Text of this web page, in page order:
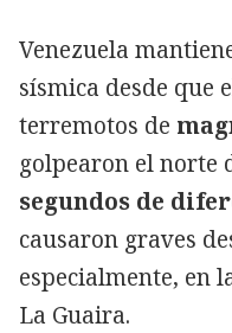
Venezuela
sísmica desde que
terremotos de
golpearon el norte
segundos de
causaron graves
especialmente, en
La Guaira.